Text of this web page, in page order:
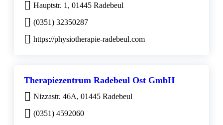
Hauptstr. 1, 01445 Radebeul
(0351) 32350287
https://physiotherapie-radebeul.com
Therapiezentrum Radebeul Ost GmbH
Nizzastr. 46A, 01445 Radebeul
(0351) 4592060